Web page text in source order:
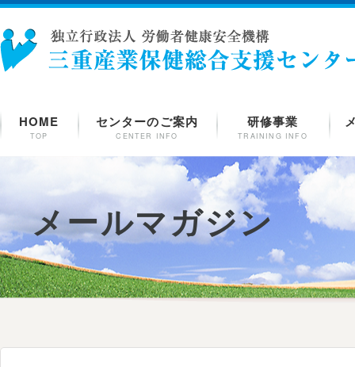
HOME
TOP
センターのご案内
CENTER INFO
研修事業
TRAINING INFO
メールマガジン